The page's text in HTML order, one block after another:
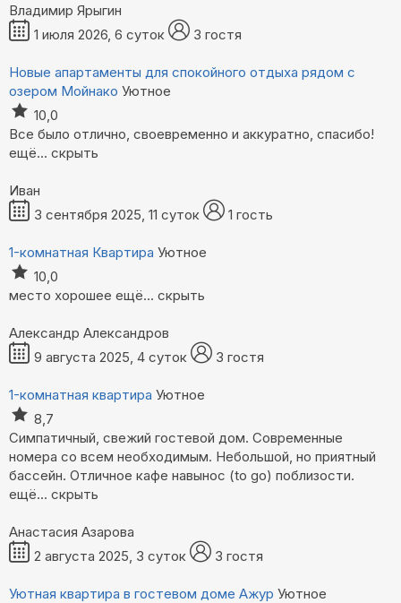
Владимир Ярыгин
1 июля 2026, 6 суток
3 гостя
Новые апартаменты для спокойного отдыха рядом с
озером Мойнако Уютное
10,0
Все было отлично, своевременно и аккуратно, спасибо!
ещё... скрыть
Иван
3 сентября 2025, 11 суток
1 гость
1-комнатная Квартира Уютное
10,0
место хорошее ещё... скрыть
Александр Александров
9 августа 2025, 4 суток
3 гостя
1-комнатная квартира Уютное
8,7
Симпатичный, свежий гостевой дом. Современные
номера со всем необходимым. Небольшой, но приятный
бассейн. Отличное кафе навынос (to go) поблизости.
ещё... скрыть
Анастасия Азарова
2 августа 2025, 3 суток
3 гостя
Уютная квартира в гостевом доме Ажур Уютное